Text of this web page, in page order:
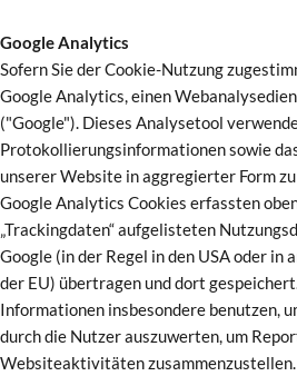
Google Analytics
Sofern Sie der Cookie-Nutzung
Google Analytics, einen
("Google"). Dieses Analysetool
Protokollierungsinformationen sowie
unserer Website in aggregierter Form
Google Analytics Cookies erfassten
„Trackingdaten“ aufgelisteten
Google (in der Regel in den USA oder in
der EU) übertragen und dort
Informationen insbesondere benutzen,
durch die Nutzer auszuwerten, um
Websiteaktivitäten